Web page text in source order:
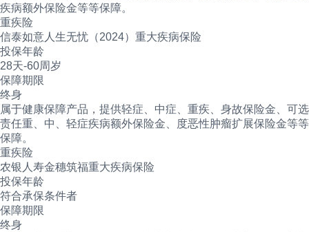
疾病额外保险金等等保障。
重疾险
信泰如意人生无忧（2024）重大疾病保险
投保年龄
28天-60周岁
保障期限
终身
属于健康保障产品，提供轻症、中症、重疾、身故保险金、可选
责任重、中、轻症疾病额外保险金、度恶性肿瘤扩展保险金等等
保障。
重疾险
农银人寿金穗筑福重大疾病保险
投保年龄
符合承保条件者
保障期限
终身